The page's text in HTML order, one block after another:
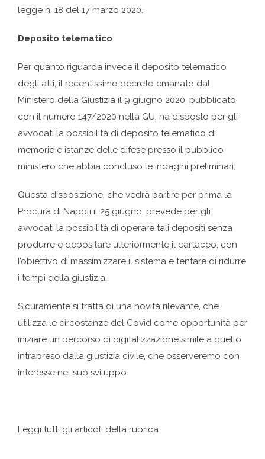
legge n. 18 del 17 marzo 2020.
Deposito telematico
Per quanto riguarda invece il deposito telematico
degli atti, il recentissimo decreto emanato dal
Ministero della Giustizia il 9 giugno 2020, pubblicato
con il numero 147/2020 nella GU, ha disposto per gli
avvocati la possibilità di deposito telematico di
memorie e istanze delle difese presso il pubblico
ministero che abbia concluso le indagini preliminari.
Questa disposizione, che vedrà partire per prima la
Procura di Napoli il 25 giugno, prevede per gli
avvocati la possibilità di operare tali depositi senza
produrre e depositare ulteriormente il cartaceo, con
l’obiettivo di massimizzare il sistema e tentare di ridurre
i tempi della giustizia.
Sicuramente si tratta di una novità rilevante, che
utilizza le circostanze del Covid come opportunità per
iniziare un percorso di digitalizzazione simile a quello
intrapreso dalla giustizia civile, che osserveremo con
interesse nel suo sviluppo.
Leggi tutti gli articoli della rubrica